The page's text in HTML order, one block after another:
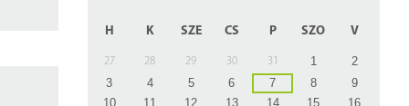
H K SZE CS P SZO V
27 28 29 30 31 1
2
3
4 5 6 7 8
9
10
11 12 13 14 15
16